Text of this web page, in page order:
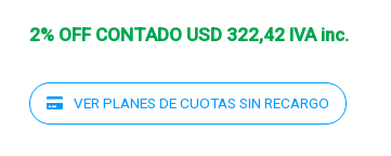
2% OFF CONTADO USD 322,42 IVA inc.
VER PLANES DE CUOTAS SIN RECARGO